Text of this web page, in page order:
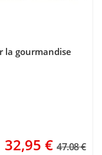
la gourmandise
32,95 € 47.08 €